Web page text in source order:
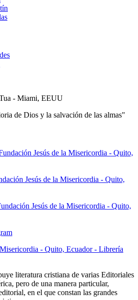
de Dios y la salvación de las almas"
literatura cristiana de varias Editoriales
pero de una manera particular,
en el que constan las grandes